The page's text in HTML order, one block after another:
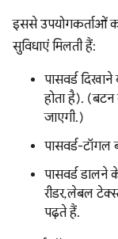
इससे उपयोगकर्ताओं
सुविधाएं मिलती हैं:
पासवर्ड
होता है).
जाएगी.)
पासवर्ड-
पासवर्ड डालने
रीडर, लेबल
पढ़ते हैं.